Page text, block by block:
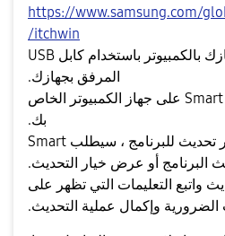
https://www.samsung.com/
itchwin/
الخطوة 1. قم بتوصيل جهازك بالكمبيوتر باستخدام كابل USB
المرفق بجهازك.
الخطوة 2. افتح Smart Switch على جهاز الكمبيوتر الخاص
بك.
الخطوة 3. في حالة توفر تحديث للبرنامج ، سيطلب Smart
تحديث واتبع التعليمات التي تظهر على
الضرورية وإكمال عملية التحديث.